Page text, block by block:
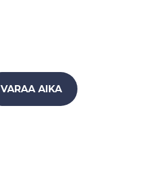
VARAA AIKA